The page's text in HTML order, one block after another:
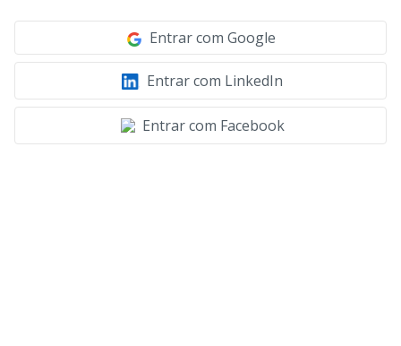
Entrar com Google
Entrar com LinkedIn
Entrar com Facebook